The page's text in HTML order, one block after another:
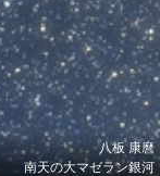
八板 康麿
南天の大マゼラン銀河